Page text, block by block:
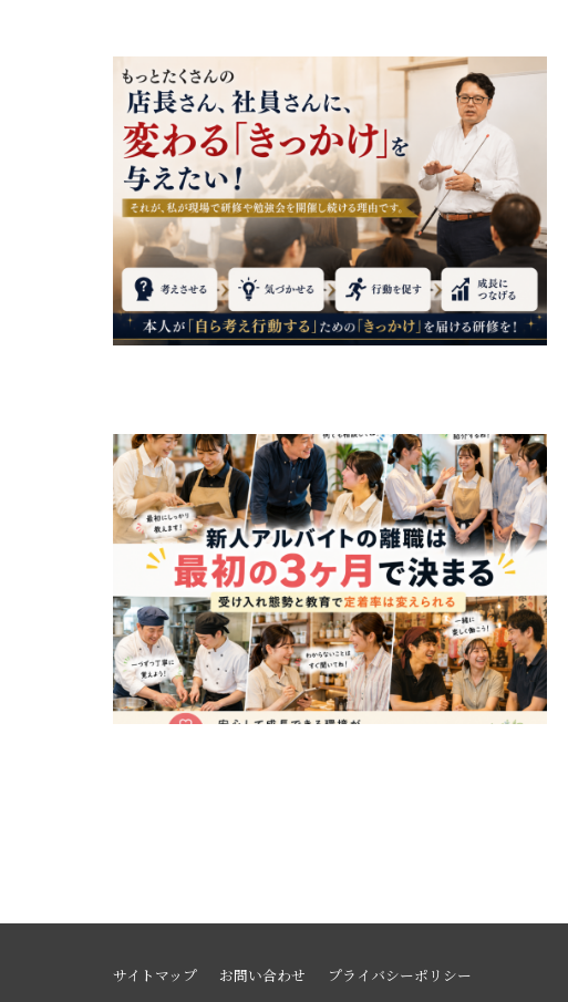
サイトマップ お問い合わせ プライバシーポリシー